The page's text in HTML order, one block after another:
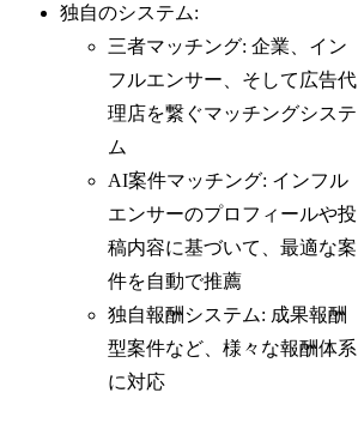
独自のシステム:
三者マッチング: 企業、イン
フルエンサー、そして広告代
理店を繋ぐマッチングシステ
ム
AI案件マッチング: インフル
エンサーのプロフィールや投
稿内容に基づいて、最適な案
件を自動で推薦
独自報酬システム: 成果報酬
型案件など、様々な報酬体系
に対応